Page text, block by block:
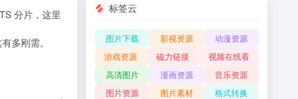
分片，这里
多刚需。
标签云
图片下载 影视资源
动漫资源
游戏资源
磁力链接
视频在线看
高清图片
漫画资源
音乐资源
图片资源
图片素材
格式转换